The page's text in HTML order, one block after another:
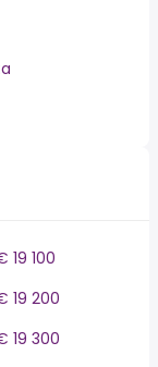
19 100
19 200
19 300